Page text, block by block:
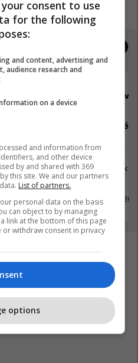
Përgaditës
Logjistikë
10 Maj
consent to use
for the following
and content, advertising and
audience research and
on a device
and information from
and other device
by and shared with 369
this site. We and our partners
List of partners.
personal data on the basis
can object to by managing
link at the bottom of this page
or withdraw consent in privacy
options